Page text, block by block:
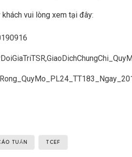
vui lòng xem tại đây:
TUẦN TCEF